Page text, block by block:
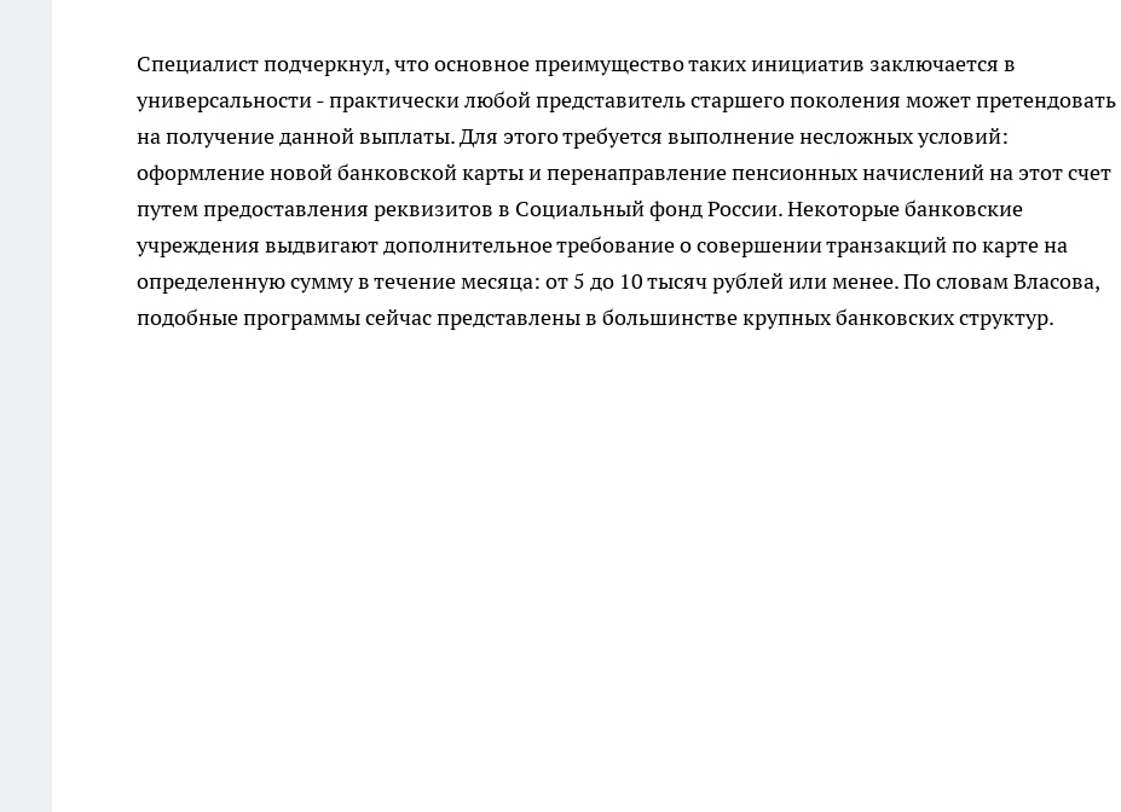
Специалист подчеркнул, что основное преимущество таких инициатив заключается в
универсальности - практически любой представитель старшего поколения может претендовать
на получение данной выплаты. Для этого требуется выполнение несложных условий:
оформление новой банковской карты и перенаправление пенсионных начислений на этот счет
путем предоставления реквизитов в Социальный фонд России. Некоторые банковские
учреждения выдвигают дополнительное требование о совершении транзакций по карте на
определенную сумму в течение месяца: от 5 до 10 тысяч рублей или менее. По словам Власова,
подобные программы сейчас представлены в большинстве крупных банковских структур.